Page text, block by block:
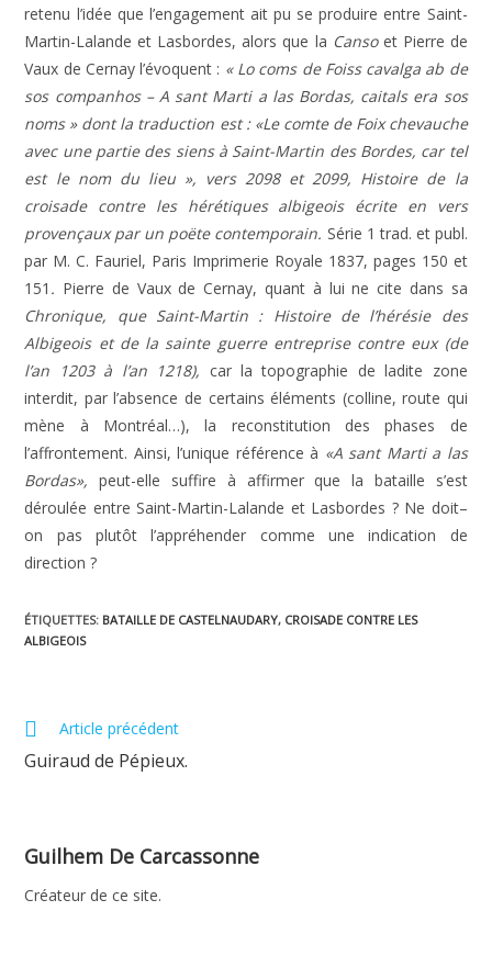
retenu l’idée que l’engagement ait pu se produire entre Saint-
Martin-Lalande et Lasbordes, alors que la Cansoet Pierre de
Vaux de Cernay l’évoquent : « Lo coms de Foiss cavalga ab de
sos companhos – A sant Marti a las Bordas, caitals era sos
noms »dont la traduction est :«Le comte de Foix chevauche
avec une partie des siens à Saint-Martin des Bordes, car tel
est le nom du lieu », vers 2098 et 2099, Histoire de la
croisade contre les hérétiques albigeois écrite en vers
provençaux par un poëte contemporain. Série 1 trad. et publ.
par M. C. Fauriel, Paris Imprimerie Royale 1837, pages 150 et
151 . Pierre de Vaux de Cernay, quant à lui ne cite dans sa
Chronique, que Saint-Martin : Histoire de l’hérésie des
Albigeois et de la sainte guerre entreprise contre eux (de
l’an 1203 à l’an 1218), car la topographie de ladite zone
interdit, par l’absence de certains éléments (colline, route qui
mène à Montréal…), la reconstitution des phases de
l’affrontement. Ainsi, l’unique référence à «A sant Marti a las
Bordas», peut-elle suffire à affirmer que la bataille s’est
déroulée entre Saint-Martin-Lalande et Lasbordes ? Ne doit–
on pas plutôt l’appréhender comme une indication de
direction ?
ÉTIQUETTES: BATAILLE DE CASTELNAUDARY, CROISADE CONTRE LES
ALBIGEOIS
Read
articles
Article précédent
Guiraud de Pépieux.
Guilhem De Carcassonne
Créateur de ce site.